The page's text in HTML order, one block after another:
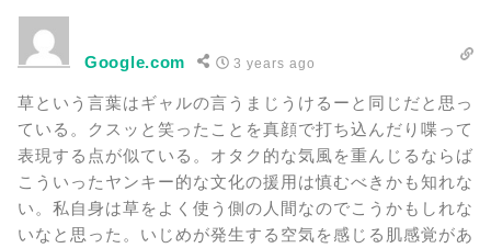
Google.com 3 years ago
草という言葉はギャルの言うまじうけるーと同じだと思っ
ている。クスッと笑ったことを真顔で打ち込んだり喋って
表現する点が似ている。オタク的な気風を重んじるならば
こういったヤンキー的な文化の援用は慎むべきかも知れな
い。私自身は草をよく使う側の人間なのでこうかもしれな
いなと思った。いじめが発生する空気を感じる肌感覚があ